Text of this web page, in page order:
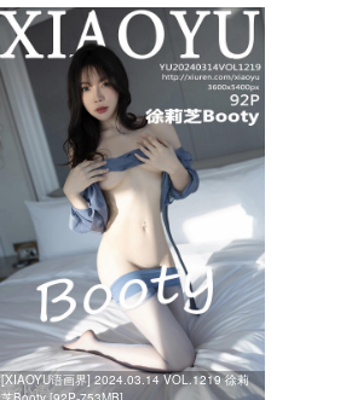
[XIAOYU语画界] 2024.03.14 VOL.1219 徐莉